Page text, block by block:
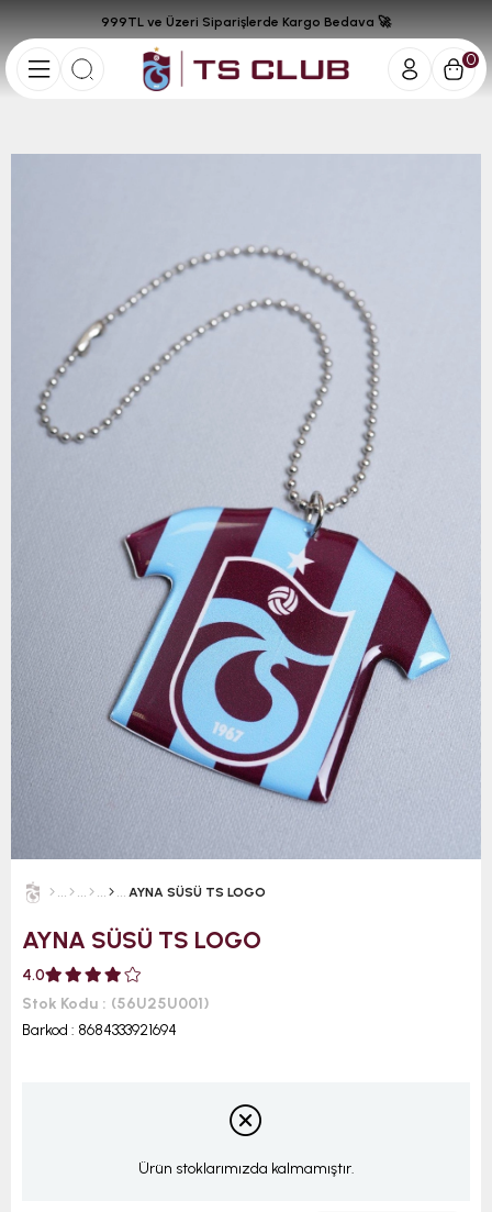
0
999TL ve Üzeri Siparişlerde Kargo Bedava 🚀
AYNA SÜSÜ TS LOGO
AYNA SÜSÜ TS LOGO
4.0
Stok Kodu
(56U25U001)
Barkod : 8684333921694
Ürün stoklarımızda kalmamıştır.